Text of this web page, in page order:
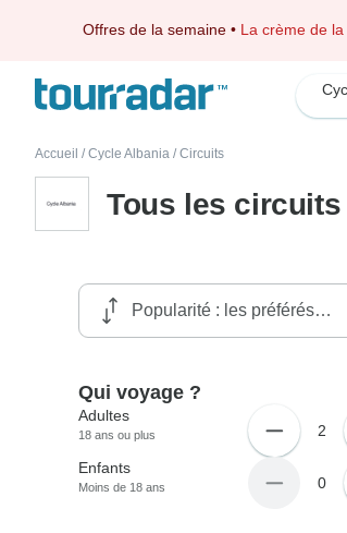
Offres de la semaine • La crème de
Accueil / Cycle Albania / Circuits
Tous les
Qui voyage ?
Adultes
18 ans ou plus 2
Enfants
Moins de 18 ans 0